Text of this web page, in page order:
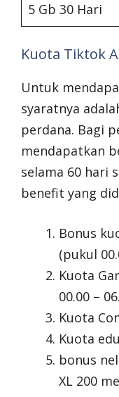
5 Gb 30 Hari
Kuota Tiktok
Untuk
syaratnya
perdana. Bagi
mendapatkan
selama 60 hari
benefit yang
Bonus
(pukul
Kuota
00.00 –
Kuota
Kuota
bonus
XL 200